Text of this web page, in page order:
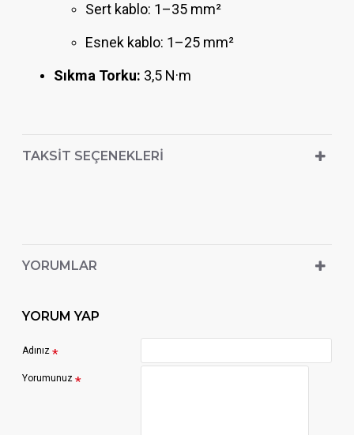
Sert kablo: 1–35 mm²
Esnek kablo: 1–25 mm²
Sıkma Torku: 3,5 N·m
TAKSIT SEÇENEKLERI
YORUMLAR
YORUM YAP
Adınız
Yorumunuz